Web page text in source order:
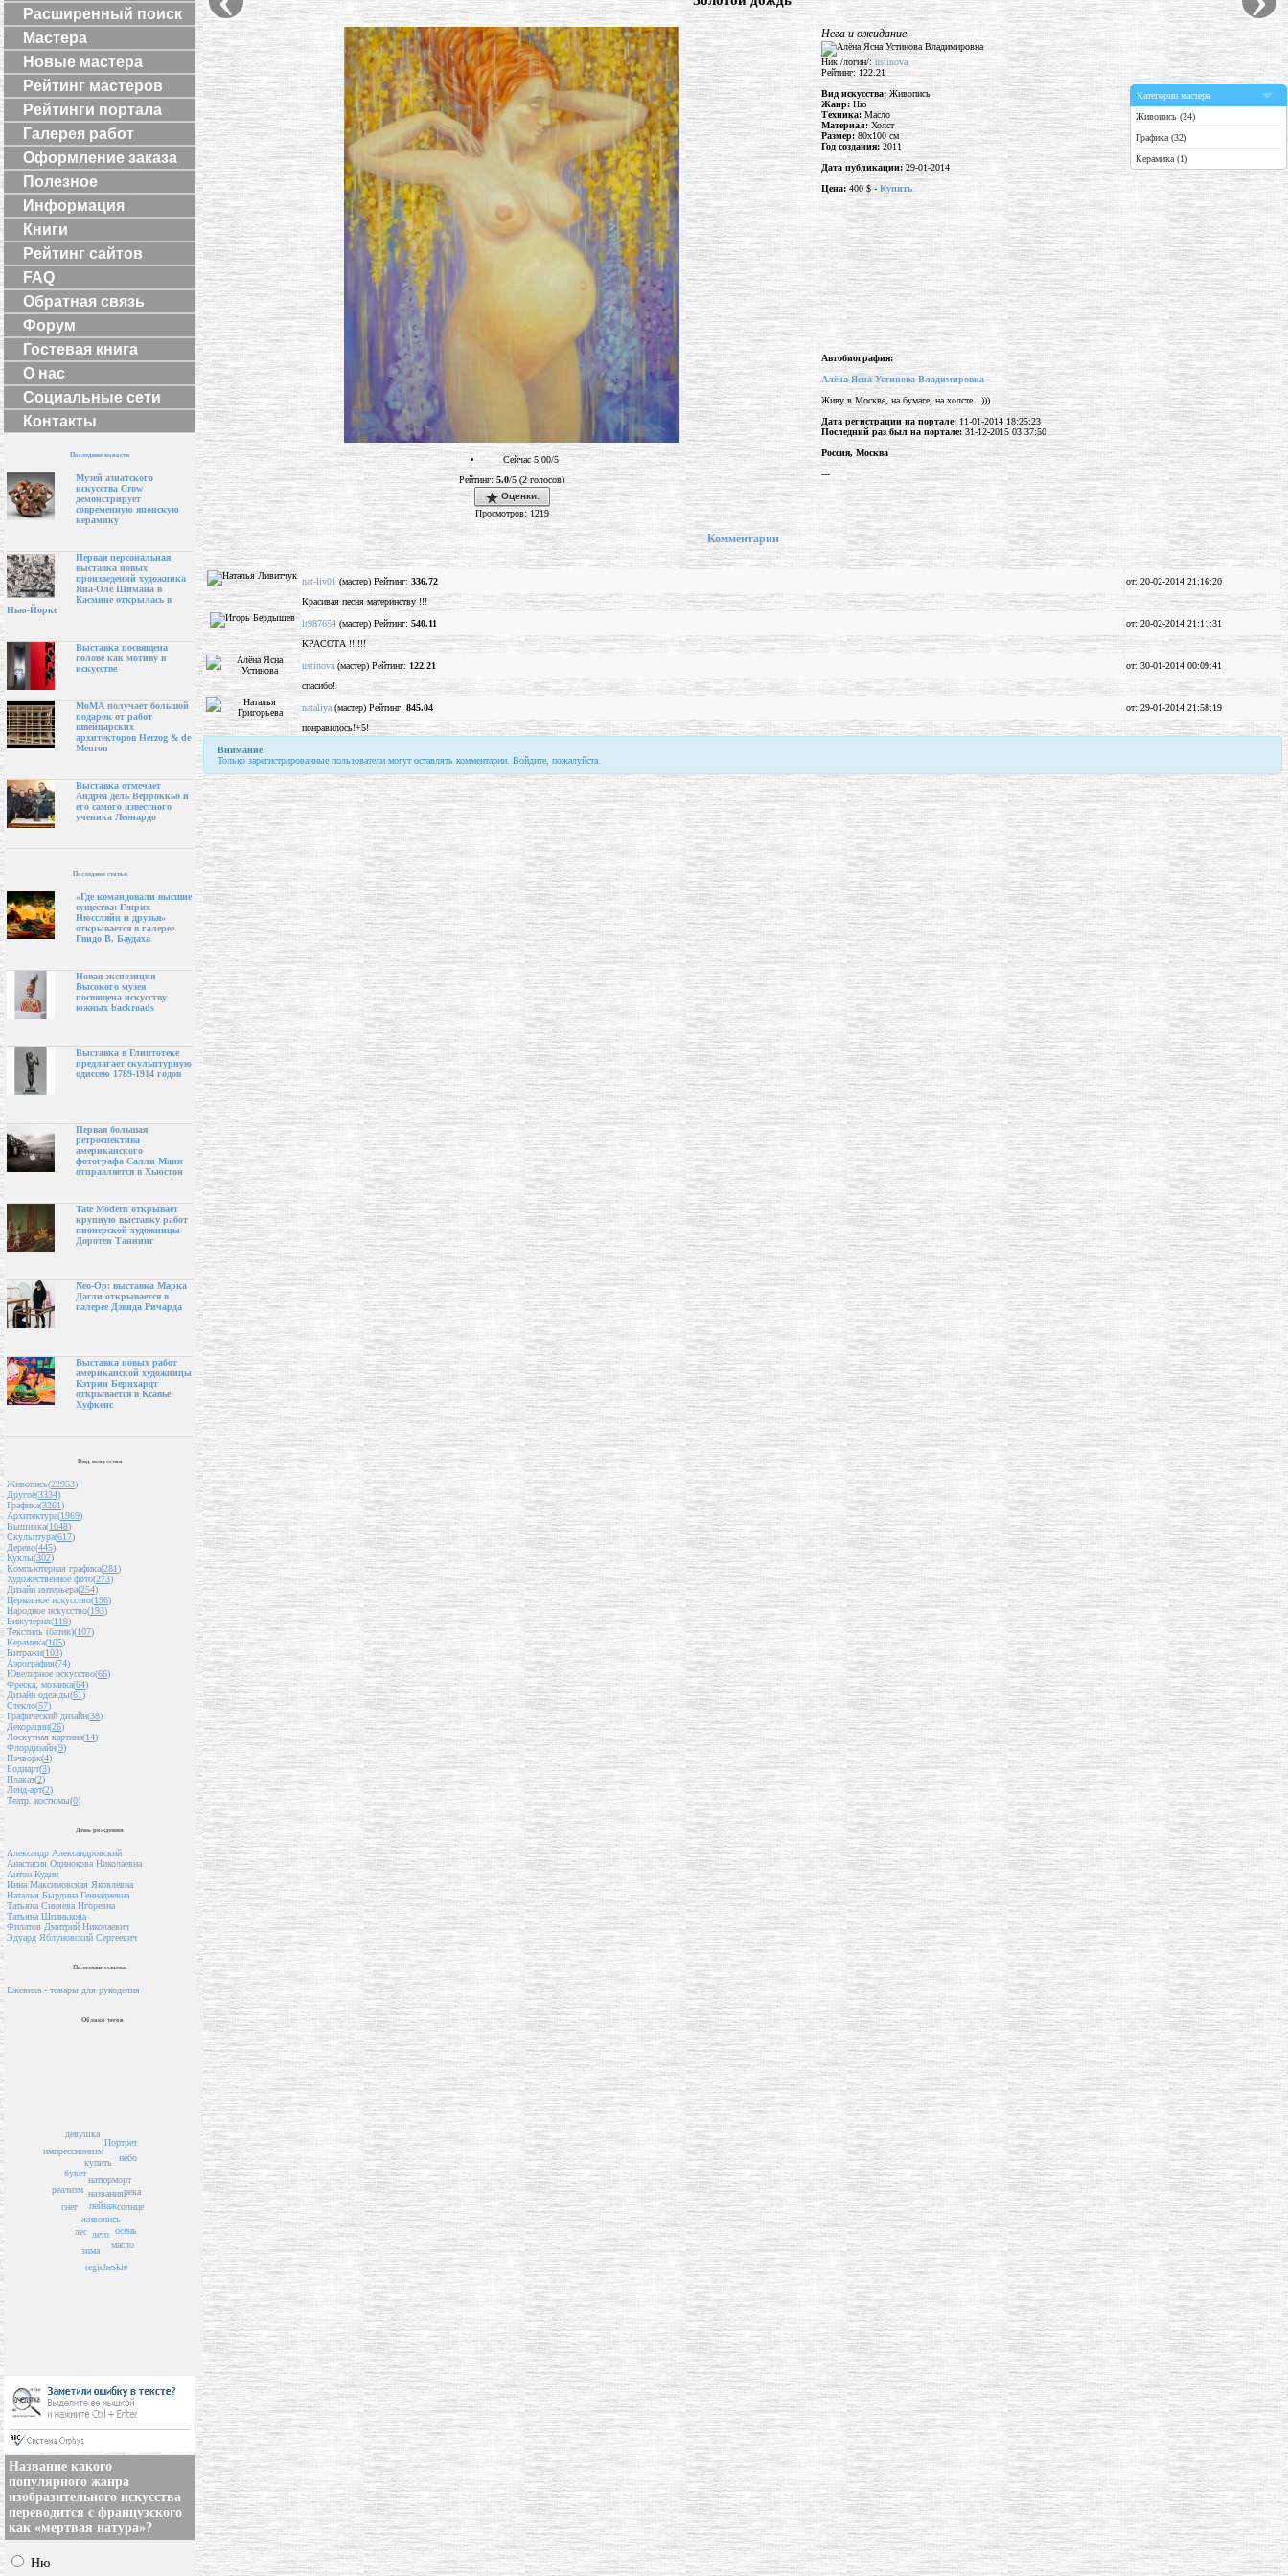
Расширенный поиск
Мастера
Новые мастера
Рейтинг мастеров
Рейтинги портала
Галерея работ
Оформление заказа
Полезное
Информация
Книги
Рейтинг сайтов
FAQ
Обратная связь
Форум
Гостевая книга
О нас
Социальные сети
Контакты
Последние новости
Музей азиатского
искусства Crow
демонстрирует
современную японскую
керамику
Первая персональная
выставка новых
произведений художника
Яна-Оле Шимана в
Касмине открылась в
Нью-Йорке
Выставка посвящена
голове как мотиву в
искусстве
МоМА получает большой
подарок от работ
швейцарских
архитекторов Herzog & de
Meuron
Выставка отмечает
Андреа дель Верроккьо и
его самого известного
ученика Леонардо
Последние статьи
«Где командовали высшие
существа: Генрих
Нюссляйн и друзья»
открывается в галерее
Гвидо В. Баудаха
Новая экспозиция
Высокого музея
посвящена искусству
южных backroads
Выставка в Глиптотеке
предлагает скульптурную
одиссею 1789-1914 годов
Первая большая
ретроспектива
американского
фотографа Салли Манн
отправляется в Хьюстон
Tate Modern открывает
крупную выставку работ
пионерской художницы
Доротеи Таннинг
Neo-Op: выставка Марка
Дагли открывается в
галерее Дэвида Ричарда
Выставка новых работ
американской художницы
Кэтрин Бернхардт
открывается в Ксавье
Хуфкенс
Вид искусства
Живопись(22953)
Другое(3334)
Графика(3261)
Архитектура(1969)
Вышивка(1048)
Скульптура(617)
Дерево(445)
Куклы(302)
Компьютерная графика(281)
Художественное фото(273)
Дизайн интерьера(254)
Церковное искусство(196)
Народное искусство(193)
Бижутерия(119)
Текстиль (батик)(107)
Керамика(105)
Витражи(103)
Аэрография(74)
Ювелирное искусство(66)
Фреска, мозаика(64)
Дизайн одежды(61)
Стекло(57)
Графический дизайн(38)
Декорации(26)
Лоскутная картина(14)
Флордизайн(9)
Пэчворк(4)
Бодиарт(3)
Плакат(2)
Ленд-арт(2)
Театр. костюмы(0)
День рождения
Александр Александровский
Анастасия Одинокова Николаевна
Антон Кудин
Инна Максимовская Яковлевна
Наталья Бырдина Геннадиевна
Татьяна Синяева Игоревна
Татьяна Шпанькова
Филатов Дмитрий Николаевич
Эдуард Яблуновский Сергеевич
Полезные ссылки
Ежевика - товары для рукоделия
Облако тегов
пейзаж
названия
живопись
лето
натюрморт
купить
солнце
лес
зима
осень
букет
масло
река
снег
tegicheskie
реализм
небо
импрессионизм
Портрет
девушка
Название какого
популярного жанра
изобразительного искусства
переводится с французского
как «мертвая натура»?
Ню
Сейчас 5.00/5
Рейтинг: 5.0/5 (2 голосов)
Оценки.
Просмотров: 1219
Нега и ожидание
Ник /логин/:ustinova
Рейтинг: 122.21
Вид искусства:Живопись
Жанр: Ню
Техника: Масло
Материал:Холст
Размер: 80x100 см
Год создания:2011
Дата публикации: 29-01-2014
Цена: 400 $ - Купить
Категории мастера
Живопись (24)
Графика (32)
Керамика (1)
Автобиография:
Алёна Ясна Устинова Владимировна
Живу в Москве, на бумаге, на холсте...)))
Дата регистрации на портале: 11-01-2014 18:25:23
Последний раз был на портале: 31-12-2015 03:37:50
Россия, Москва
---
Комментарии
nat-liv01 (мастер) Рейтинг: 336.72
от: 20-02-2014 21:16:20
Красивая песня материнству !!!
lt987654 (мастер) Рейтинг: 540.11
от: 20-02-2014 21:11:31
КРАСОТА !!!!!!
ustinova (мастер) Рейтинг: 122.21
от: 30-01-2014 00:09:41
спасибо!
nataliya (мастер) Рейтинг: 845.04
от: 29-01-2014 21:58:19
понравилось!+5!
Внимание:
Только зарегистрированные пользователи могут оставлять комментарии. Войдите, пожалуйста.